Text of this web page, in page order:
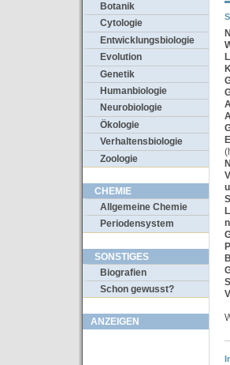
Botanik
Cytologie
Entwicklungsbiologie
Evolution
Genetik
Humanbiologie
Neurobiologie
Ökologie
Verhaltensbiologie
Zoologie
CHEMIE
Allgemeine Chemie
Periodensystem
SONSTIGES
Biografien
Schon gewusst?
ANZEIGEN